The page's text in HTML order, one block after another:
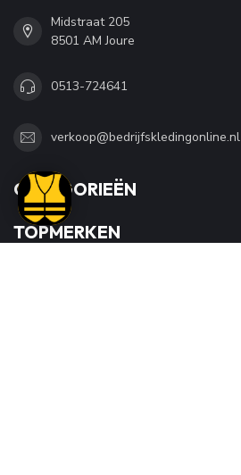
Midstraat 205
8501 AM Joure
0513-724641
verkoop@bedrijfskledingonline.nl
CATEGORIEËN
TOPMERKEN